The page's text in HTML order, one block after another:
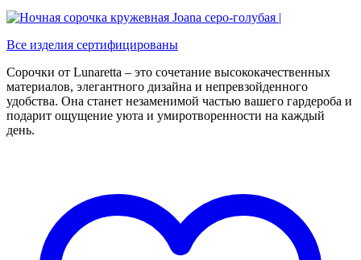
серо-
Все изделия сертифицированы
Сорочки от Lunaretta – это сочетание высококачественных
материалов, элегантного дизайна и непревзойденного
удобства. Она станет незаменимой частью вашего гардероба и
подарит ощущение уюта и умиротворенности на каждый
день.